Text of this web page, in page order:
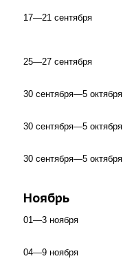
17—21 сентября
25—27 сентября
30 сентября—5 октября
30 сентября—5 октября
30 сентября—5 октября
Ноябрь
01—3 ноября
04—9 ноября